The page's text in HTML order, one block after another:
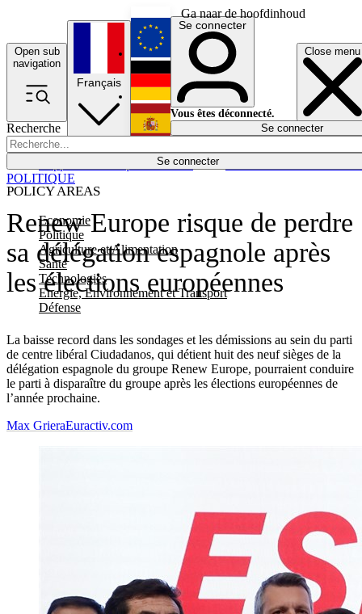
Ga naar de hoofdinhoud
Open sub
navigation
Close menu
Recherche
Se connecter
POLICY AREAS
Economie
Politique
Agriculture et Alimentation
Santé
Technologies
Energie, Environnement et Transport
Défense
Économie
Français
English
Deutsch
Español
Se connecter
Vous êtes déconnecté.
Se connecter
Renew Europe risque de perdre
sa délégation espagnole après
les élections européennes
La baisse record dans les sondages et les démissions au sein du parti
de centre libéral Ciudadanos, qui détient huit des neuf sièges de la
délégation espagnole du groupe Renew Europe, pourraient conduire
le parti à disparaître du groupe après les élections européennes de
l’année prochaine.
POLITIQUE
Max GrieraEuractiv.com